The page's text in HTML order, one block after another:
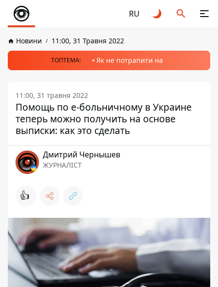
RU
Новини 11:00, 31 Травня 2022
ТОПТЕМА: Як не потрапити на
11:00, 31 травня 2022
Помощь по е-больничному в Украине
теперь можно получить на основе
выписки: как это сделать
Дмитрий Чернышев
ЖУРНАЛІСТ
👍